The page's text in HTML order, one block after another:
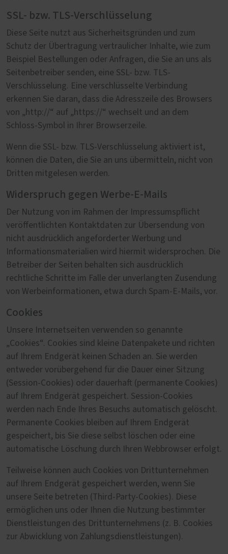
SSL- bzw. TLS-Verschlüsselung
Diese Seite nutzt aus Sicherheitsgründen und zum
Schutz der Übertragung vertraulicher Inhalte, wie zum
Beispiel Bestellungen oder Anfragen, die Sie an uns als
Seitenbetreiber senden, eine SSL- bzw. TLS-
Verschlüsselung. Eine verschlüsselte Verbindung
erkennen Sie daran, dass die Adresszeile des Browsers
von „http://“ auf „https://“ wechselt und an dem
Schloss-Symbol in Ihrer Browserzeile.
Wenn die SSL- bzw. TLS-Verschlüsselung aktiviert ist,
können die Daten, die Sie an uns übermitteln, nicht von
Dritten mitgelesen werden.
Widerspruch gegen Werbe-E-Mails
Der Nutzung von im Rahmen der Impressumspflicht
veröffentlichten Kontaktdaten zur Übersendung von
nicht ausdrücklich angeforderter Werbung und
Informationsmaterialien wird hiermit widersprochen. Die
Betreiber der Seiten behalten sich ausdrücklich
rechtliche Schritte im Falle der unverlangten Zusendung
von Werbeinformationen, etwa durch Spam-E-Mails, vor.
Cookies
Unsere Internetseiten verwenden so genannte
„Cookies“. Cookies sind kleine Datenpakete und richten
auf Ihrem Endgerät keinen Schaden an. Sie werden
entweder vorübergehend für die Dauer einer Sitzung
(Session-Cookies) oder dauerhaft (permanente Cookies)
auf Ihrem Endgerät gespeichert. Session-Cookies
werden nach Ende Ihres Besuchs automatisch gelöscht.
Permanente Cookies bleiben auf Ihrem Endgerät
gespeichert, bis Sie diese selbst löschen oder eine
automatische Löschung durch Ihren Webbrowser erfolgt.
Teilweise können auch Cookies von Drittunternehmen
auf Ihrem Endgerät gespeichert werden, wenn Sie
unsere Seite betreten (Third-Party-Cookies). Diese
ermöglichen uns oder Ihnen die Nutzung bestimmter
Dienstleistungen des Drittunternehmens (z. B. Cookies
zur Abwicklung von Zahlungsdienstleistungen).